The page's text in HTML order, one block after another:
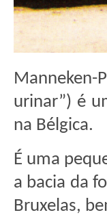
urinar”) é
na Bélgica.
É uma
a bacia da
Bruxelas,